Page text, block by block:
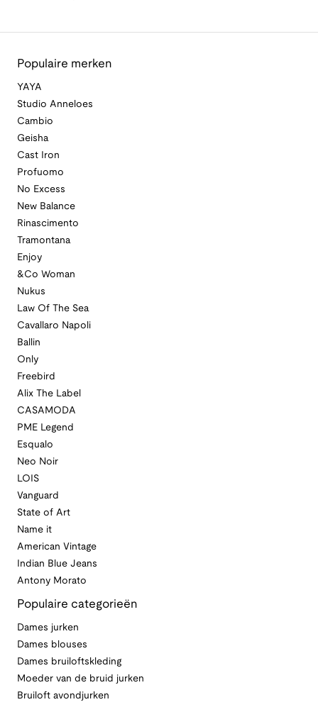
Populaire merken
YAYA
Studio Anneloes
Cambio
Geisha
Cast Iron
Profuomo
No Excess
New Balance
Rinascimento
Tramontana
Enjoy
&Co Woman
Nukus
Law Of The Sea
Cavallaro Napoli
Ballin
Only
Freebird
Alix The Label
CASAMODA
PME Legend
Esqualo
Neo Noir
LOIS
Vanguard
State of Art
Name it
American Vintage
Indian Blue Jeans
Antony Morato
Populaire categorieën
Dames jurken
Dames blouses
Dames bruiloftskleding
Moeder van de bruid jurken
Bruiloft avondjurken